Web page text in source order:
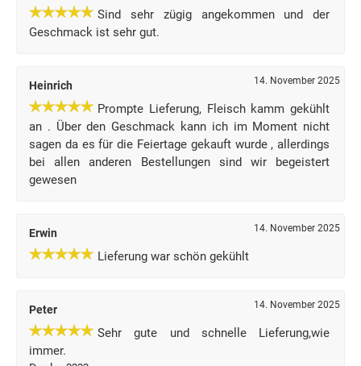
Sind sehr zügig angekommen und der
Geschmack ist sehr gut.
Heinrich 14. November 2025
Prompte Lieferung, Fleisch kamm gekühlt
an . Über den Geschmack kann ich im Moment nicht
sagen da es für die Feiertage gekauft wurde , allerdings
bei allen anderen Bestellungen sind wir begeistert
gewesen
Erwin 14. November 2025
Lieferung war schön gekühlt
Peter 14. November 2025
Sehr gute und schnelle Lieferung,wie
immer.